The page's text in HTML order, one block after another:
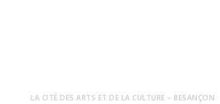
LA CITÉ DES ARTS ET DE LA CULTURE – BESANÇON